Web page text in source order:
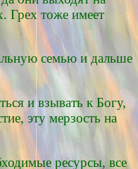
Грех тоже имеет
семью и дальше
и взывать к Богу,
эту мерзость на
ресурсы, все